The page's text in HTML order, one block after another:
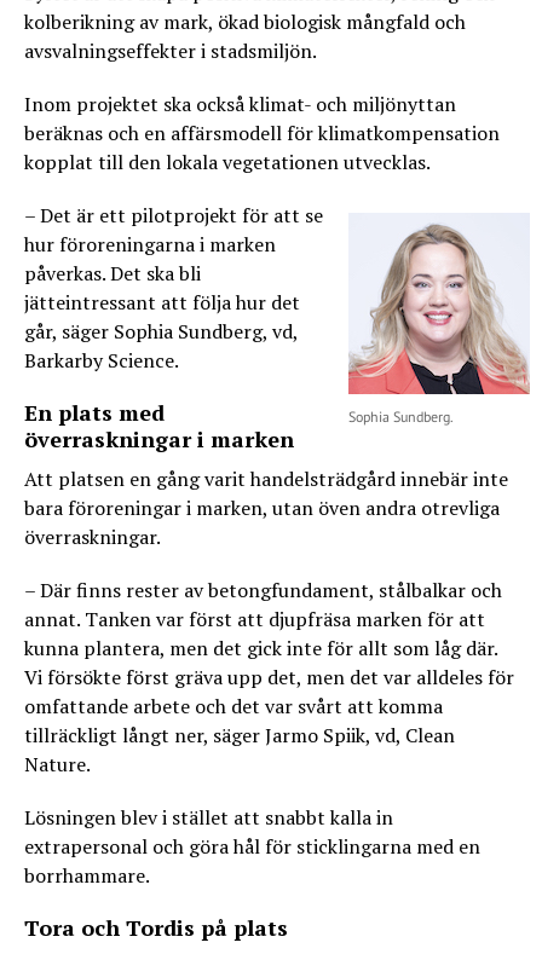
kolberikning av mark, ökad biologisk mångfald och
avsvalningseffekter i stadsmiljön.
Inom projektet ska också klimat- och miljönyttan
beräknas och en affärsmodell för klimatkompensation
kopplat till den lokala vegetationen utvecklas.
Sophia Sundberg.
– Det är ett pilotprojekt för att se
hur föroreningarna i marken
påverkas. Det ska bli
jätteintressant att följa hur det
går, säger Sophia Sundberg, vd,
Barkarby Science.
En plats med
överraskningar i marken
Att platsen en gång varit handelsträdgård innebär inte
bara föroreningar i marken, utan öven andra otrevliga
överraskningar.
– Där finns rester av betongfundament, stålbalkar och
annat. Tanken var först att djupfräsa marken för att
kunna plantera, men det gick inte för allt som låg där.
Vi försökte först gräva upp det, men det var alldeles för
omfattande arbete och det var svårt att komma
tillräckligt långt ner, säger Jarmo Spiik, vd, Clean
Nature.
Lösningen blev i stället att snabbt kalla in
extrapersonal och göra hål för sticklingarna med en
borrhammare.
Tora och Tordis på plats